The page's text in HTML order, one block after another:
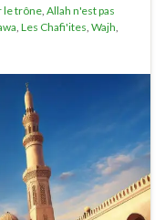
le trône, Allah n'est pas
, Les Chafi'ites, Wajh,